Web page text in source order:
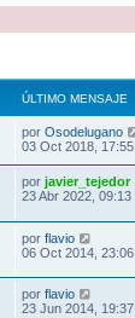
ÚLTIMO MENSAJE
por Osodelugano
03 Oct 2018, 17:55
por javier_tejedor
23 Abr 2022, 09:13
por flavio
06 Oct 2014, 23:06
por flavio
23 Jun 2014, 19:37